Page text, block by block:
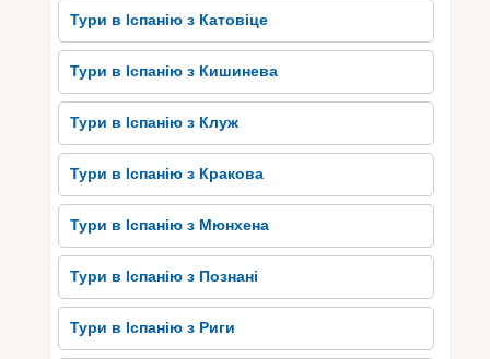
Тури в Іспанію з Катовіце
Тури в Іспанію з Кишинева
Тури в Іспанію з Клуж
Тури в Іспанію з Кракова
Тури в Іспанію з Мюнхена
Тури в Іспанію з Познані
Тури в Іспанію з Риги